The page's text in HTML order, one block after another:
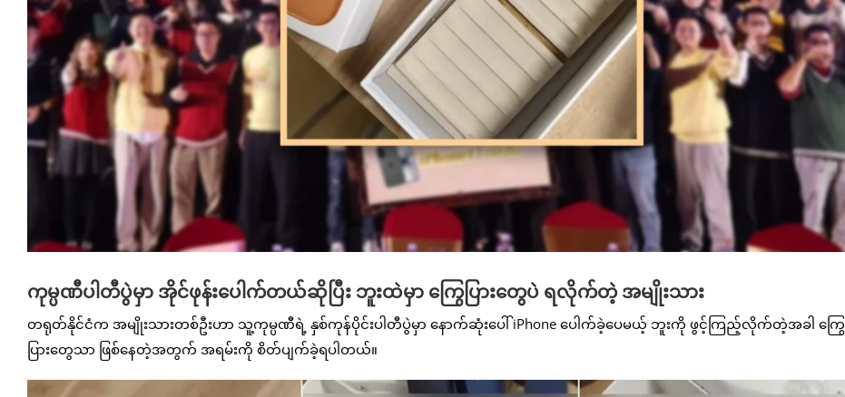
ကုမ္ပဏီပါတီပွဲမှာ အိုင်ဖုန်းပေါက်တယ်ဆိုပြီး ဘူးထဲမှာ ကြွေပြားတွေပဲ ရလိုက်တဲ့ အမျိုးသား
တရုတ်နိုင်ငံက အမျိုးသားတစ်ဦးဟာ သူ့ကုမ္ပဏီရဲ့ နှစ်ကုန်ပိုင်းပါတီပွဲမှာ နောက်ဆုံးပေါ် iPhone ပေါက်ခဲ့ပေမယ့် ဘူးကို ဖွင့်ကြည့်လိုက်တဲ့အခါ ကြွေ
ပြားတွေသာ ဖြစ်နေတဲ့အတွက် အရမ်းကို စိတ်ပျက်ခဲ့ရပါတယ်။